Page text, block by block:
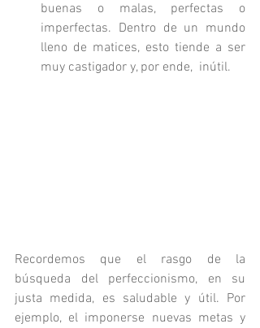
buenas o malas, perfectas o
imperfectas. Dentro de un mundo
lleno de matices, esto tiende a ser
muy castigador y, por ende,  inútil.
Recordemos que el rasgo de la
búsqueda del perfeccionismo, en su
justa medida, es saludable y útil. Por
ejemplo, el imponerse nuevas metas y